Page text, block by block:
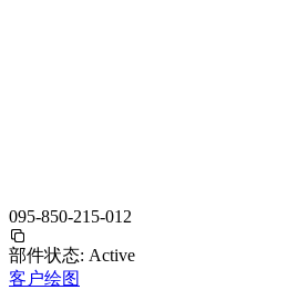
095-850-215-012
部件状态: Active
客户绘图